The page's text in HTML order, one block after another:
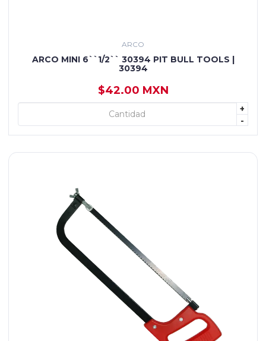
ARCO
ARCO MINI 6``1/2`` 30394 PIT BULL TOOLS |
30394
$42.00 MXN
+
-
+ AGREGAR